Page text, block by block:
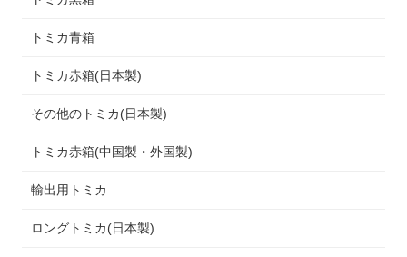
トミカ青箱
トミカ赤箱(日本製)
その他のトミカ(日本製)
トミカ赤箱(中国製・外国製)
輸出用トミカ
ロングトミカ(日本製)